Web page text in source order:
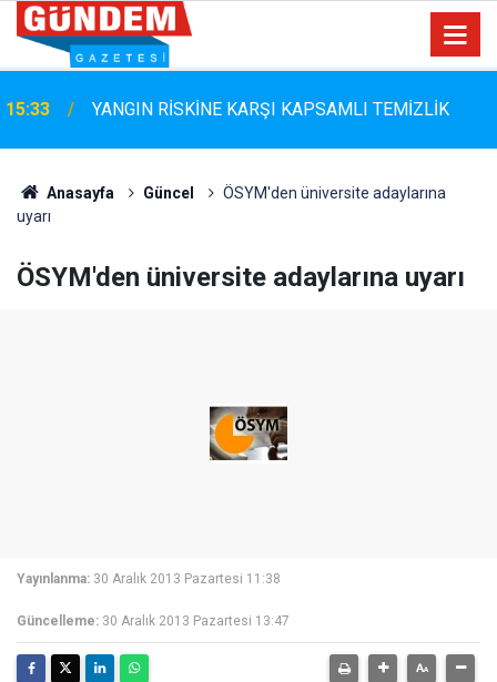
15:33 YANGIN RİSKİNE KARŞI KAPSAMLI TEMİZLİK
Anasayfa Güncel
ÖSYM'den üniversite adaylarına
uyarı
ÖSYM'den üniversite adaylarına uyarı
Yayınlanma: 30 Aralık 2013 Pazartesi 11:38
Güncelleme: 30 Aralık 2013 Pazartesi 13:47